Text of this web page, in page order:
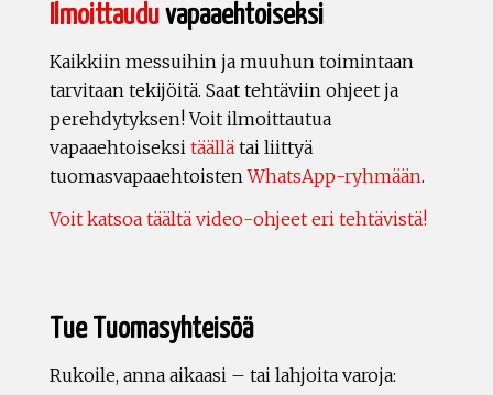
Ilmoittauduvapaaehtoiseksi
Kaikkiin messuihin ja muuhun toimintaan
tarvitaan tekijöitä. Saat tehtäviin ohjeet ja
perehdytyksen! Voit ilmoittautua
vapaaehtoiseksi täällä tai liittyä
tuomasvapaaehtoistenWhatsApp-ryhmään.
Voit katsoa täältä video-ohjeet eri tehtävistä!
Tue Tuomasyhteisöä
Rukoile, anna aikaasi – tai lahjoita varoja: